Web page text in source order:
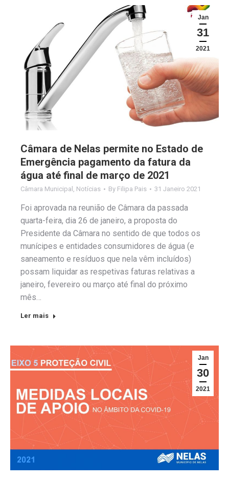
Jan
31
2021
Câmara de Nelas permite no Estado de
Emergência pagamento da fatura da
água até final de março de 2021
Câmara Municipal Notícias By Filipa Pais 31 Janeiro 2021
Foi aprovada na reunião de Câmara da passada
quarta-feira, dia 26 de janeiro, a proposta do
Presidente da Câmara no sentido de que todos os
munícipes e entidades consumidores de água (e
saneamento e resíduos que nela vêm incluídos)
possam liquidar as respetivas faturas relativas a
janeiro, fevereiro ou março até final do próximo
mês…
Ler mais
Jan
30
2021